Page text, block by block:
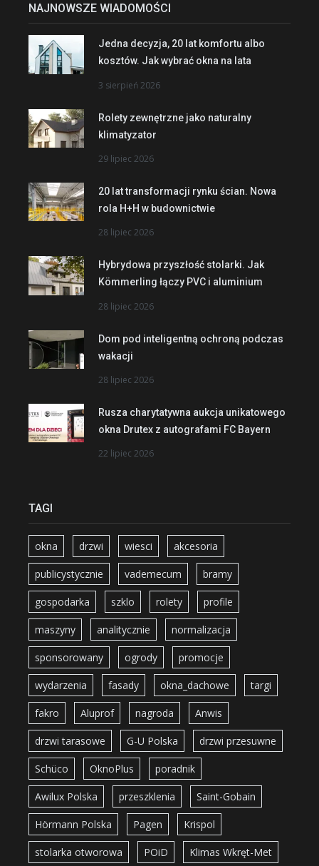
NAJNOWSZE WIADOMOŚCI
Jedna decyzja, 20 lat komfortu albo
kosztów. Jak wybrać okna na lata
3 sierpień 2026
Rolety zewnętrzne jako naturalny
klimatyzator
29 lipiec 2026
20 lat transformacji rynku ścian. Nowa
rola H+H w budownictwie
28 lipiec 2026
Hybrydowa przyszłość stolarki. Jak
Kömmerling łączy PVC i aluminium
28 lipiec 2026
Dom pod inteligentną ochroną podczas
wakacji
28 lipiec 2026
Rusza charytatywna aukcja unikatowego
okna Drutex z autografami FC Bayern
22 lipiec 2026
TAGI
okna drzwi wiesci akcesoria
publicystycznie vademecum bramy
gospodarka szklo rolety profile
maszyny analitycznie normalizacja
sponsorowany ogrody promocje
wydarzenia fasady okna_dachowe targi
fakro Aluprof nagroda Anwis
drzwi tarasowe G-U Polska drzwi przesuwne
Schüco OknoPlus poradnik
Awilux Polska przeszklenia Saint-Gobain
Hörmann Polska Pagen Krispol
stolarka otworowa POiD Klimas Wkręt-Met